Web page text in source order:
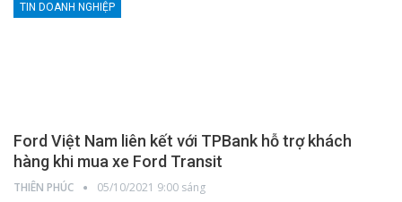
TIN DOANH NGHIỆP
Ford Việt Nam liên kết với TPBank hỗ trợ khách
hàng khi mua xe Ford Transit
THIÊN PHÚC 05/10/2021 9:00 sáng